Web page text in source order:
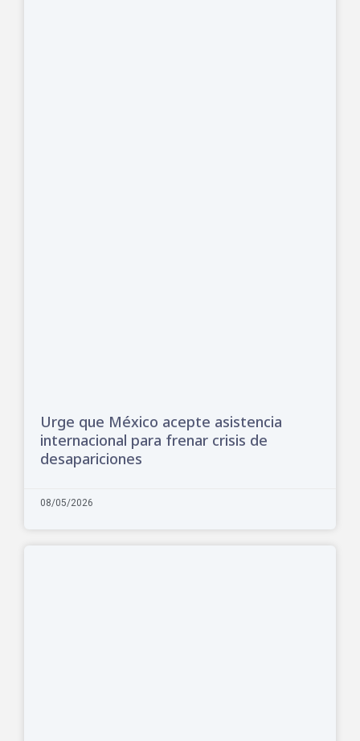
Urge que México acepte asistencia
internacional para frenar crisis de
desapariciones
08/05/2026